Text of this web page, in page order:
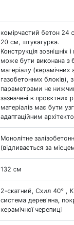
комірчастий бетон 24
20 см, штукатурка.
Конструкція зовнішніх і
може бути виконана з
матеріалу (керамічних
газобетонних блоків),
параметрами не
зазначені в проєктних
матеріалів має бути
адаптаційним
Монолітне
(відливається за
132 см
2-скатний, Схил 40° ,
система дерев'яна,
керамічної черепиці